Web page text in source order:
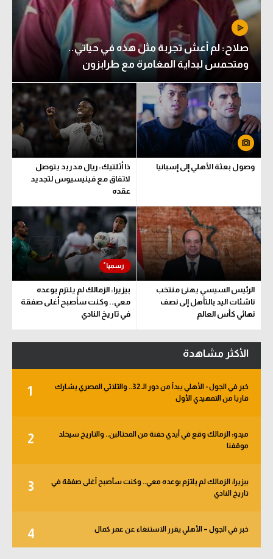
صلاح: لم أعش تجربة مثل هذه في حياتي..
ومتحمس لبداية المغامرة مع طرابزون
وصول بعثة الأهلي إلى إسبانيا
ذا أثلتيك: ريال مدريد يتوصل
لاتفاق مع فينيسيوس لتجديد
عقده
الرئيس السيسي يهنئ منتخب
ناشئات اليد بالتأهل إلى نصف
نهائي كأس العالم
بيزيرا: الزمالك لم يلتزم بوعده
معي.. وكنت سأصبح أغلى صفقة
في تاريخ النادي
الأكثر مشاهدة
1
خبر في الجول - الأهلي يبدأ من دور الـ 32.. والثلاثي المصري يشارك
قاريا من التمهيدي الأول
2
ميدو: الزمالك وقع في أيدي حفنة من المحتالين.. والتاريخ سيخلد
موقفنا
3
بيزيرا: الزمالك لم يلتزم بوعده معي.. وكنت سأصبح أغلى صفقة في
تاريخ النادي
4 خبر في الجول – الأهلي يقرر الاستنغاء عن عمر كمال